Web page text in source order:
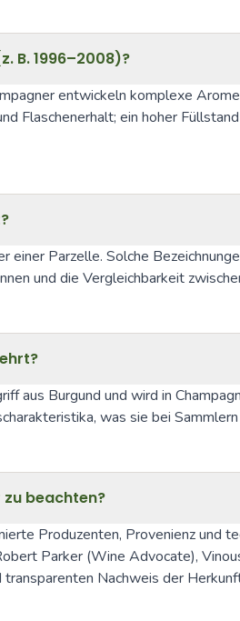
B. 1996–2008)?
entwickeln komplexe
Flaschenerhalt; ein hoher
Parzelle. Solche
und die Vergleichbarkeit
aus Burgund und wird in
was sie bei
beachten?
Produzenten, Provenienz und
Parker (Wine Advocate),
Nachweis der